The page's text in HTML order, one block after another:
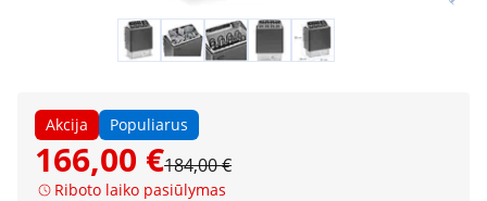
Akcija Populiarus
166,00 €184,00 €
Riboto laiko pasiūlymas